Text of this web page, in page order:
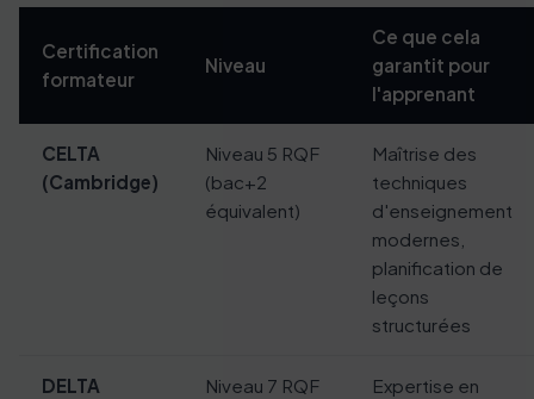
Certification
formateur
Niveau
Ce que cela
garantit pour
l'apprenant
CELTA
(Cambridge)
Niveau 5 RQF
(bac+2
équivalent)
Maîtrise des
techniques
d'enseignement
modernes,
planification de
leçons
structurées
DELTA
Niveau 7 RQF
Expertise en